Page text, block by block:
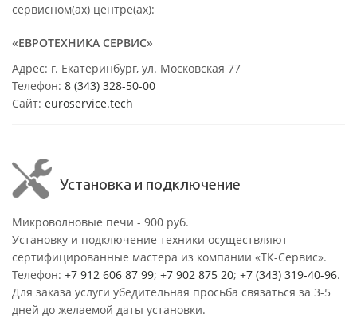
сервисном(ах) центре(ах):
«ЕВРОТЕХНИКА СЕРВИС»
Адрес: г. Екатеринбург, ул. Московская 77
Телефон: 8 (343) 328-50-00
Сайт: euroservice.tech
Установка и подключение
Микроволновые печи - 900 руб.
Установку и подключение техники осуществляют
сертифицированные мастера из компании «ТК-Сервис».
Телефон: +7 912 606 87 99; +7 902 875 20; +7 (343) 319-40-96.
Для заказа услуги убедительная просьба связаться за 3-5
дней до желаемой даты установки.